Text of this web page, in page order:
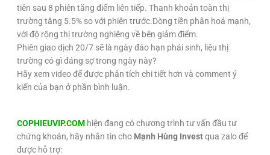
tiên sau 8 phiên tăng điểm liên tiếp. Thanh khoản toàn thị
trường tăng 5.5% so với phiên trước.Dòng tiền phân hoá mạnh,
với độ rộng thị trường nghiêng về bên giảm điểm.
Phiên giao dịch 20/7 sẽ là ngày đáo hạn phái sinh, liệu thị
trường có gì đáng sợ trong ngày này?
Hãy xem video để được phân tích chi tiết hơn và comment ý
kiến của bạn ở phần bình luận.
COPHIEUVIP.COM hiện đang có chương trình tư vấn đầu tư
chứng khoán, hãy nhắn tin cho Mạnh Hùng Investqua zalo để
được hỗ trợ: